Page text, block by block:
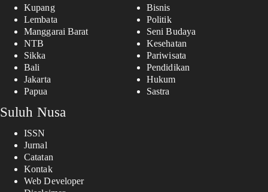
Kupang
Lembata
Manggarai Barat
NTB
Sikka
Bali
Jakarta
Papua
Bisnis
Politik
Seni Budaya
Kesehatan
Pariwisata
Pendidikan
Hukum
Sastra
Suluh Nusa
ISSN
Jurnal
Catatan
Kontak
Web Developer